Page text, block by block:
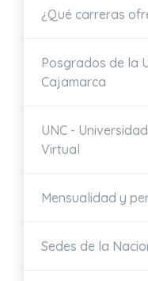
¿Qué carreras
Posgrados de la
Cajamarca
UNC -
Virtual
Mensualidad y
Sedes de la